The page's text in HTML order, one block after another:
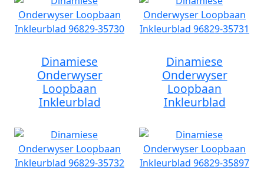
Dinamiese
Onderwyser
Loopbaan
Inkleurblad
Dinamiese
Onderwyser
Loopbaan
Inkleurblad